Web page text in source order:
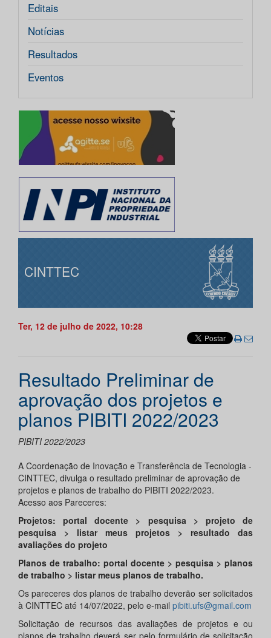
Editais
Notícias
Resultados
Eventos
CINTTEC
Ter, 12 de julho de 2022, 10:28
Resultado Preliminar de
aprovação dos projetos e
planos PIBITI 2022/2023
PIBITI 2022/2023
A Coordenação de Inovação e Transferência de Tecnologia -
CINTTEC, divulga o resultado preliminar de aprovação de
projetos e planos de trabalho do PIBITI 2022/2023.
Acesso aos Pareceres:
Projetos: portal docente > pesquisa > projeto de
pesquisa > listar meus projetos > resultado das
avaliações do projeto
Planos de trabalho: portal docente > pesquisa > planos
de trabalho > listar meus planos de trabalho.
Os pareceres dos planos de trabalho deverão ser solicitados
à CINTTEC até 14/07/2022, pelo e-mail pibiti.ufs@gmail.com
Solicitação de recursos das avaliações de projetos e ou